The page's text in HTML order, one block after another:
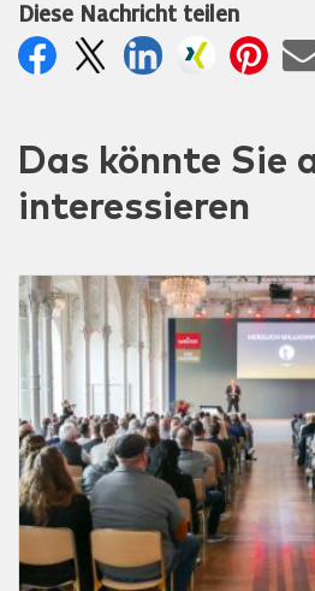
Diese Nachricht teilen
Das könnte Sie
interessieren